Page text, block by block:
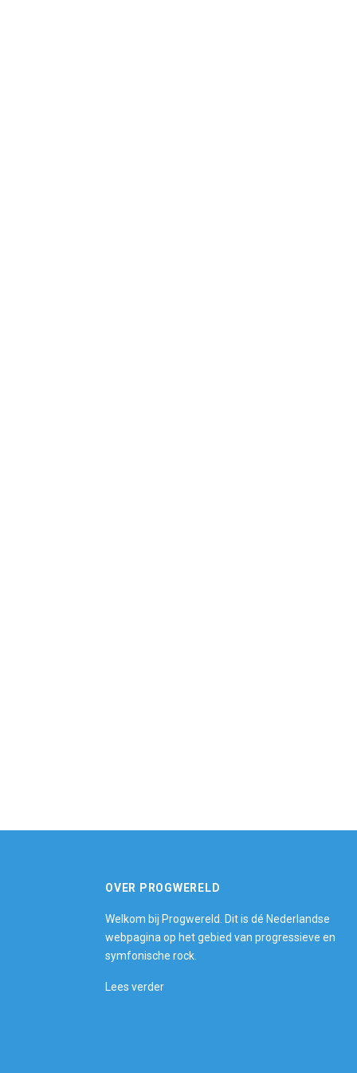
OVER PROGWERELD
Welkom bij Progwereld. Dit is dé Nederlandse
webpagina op het gebied van progressieve en
symfonische rock.
Lees verder